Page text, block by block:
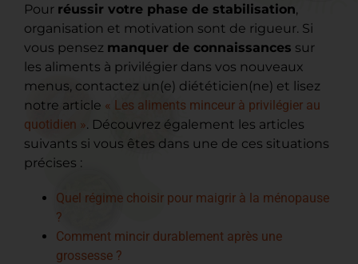
Pour réussir votre phase de stabilisation,
organisation et motivation sont de rigueur. Si
vous pensez manquer de connaissances sur
les aliments à privilégier dans vos nouveaux
menus, contactez un(e) diététicien(ne) et lisez
notre article « Les aliments minceur à privilégier au
quotidien ». Découvrez également les articles
suivants si vous êtes dans une de ces situations
précises :
Quel régime choisir pour maigrir à la ménopause
?
Comment mincir durablement après une
grossesse ?